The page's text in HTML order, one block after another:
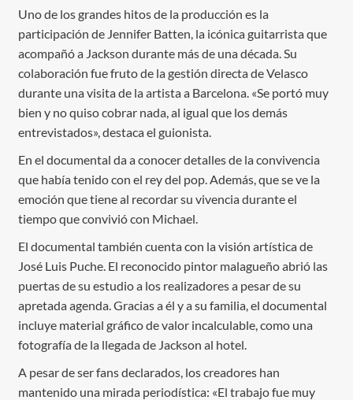
Uno de los grandes hitos de la producción es la
participación de Jennifer Batten, la icónica guitarrista que
acompañó a Jackson durante más de una década. Su
colaboración fue fruto de la gestión directa de Velasco
durante una visita de la artista a Barcelona. «Se portó muy
bien y no quiso cobrar nada, al igual que los demás
entrevistados», destaca el guionista.
En el documental da a conocer detalles de la convivencia
que había tenido con el rey del pop. Además, que se ve la
emoción que tiene al recordar su vivencia durante el
tiempo que convivió con Michael.
El documental también cuenta con la visión artística de
José Luis Puche. El reconocido pintor malagueño abrió las
puertas de su estudio a los realizadores a pesar de su
apretada agenda. Gracias a él y a su familia, el documental
incluye material gráfico de valor incalculable, como una
fotografía de la llegada de Jackson al hotel.
A pesar de ser fans declarados, los creadores han
mantenido una mirada periodística: «El trabajo fue muy